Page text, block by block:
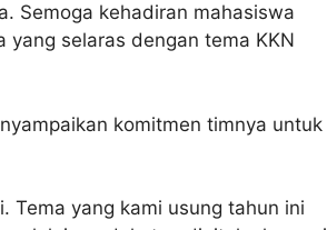
Semoga kehadiran mahasiswa
selaras dengan tema KKN
komitmen timnya untuk
Tema yang kami usung tahun ini